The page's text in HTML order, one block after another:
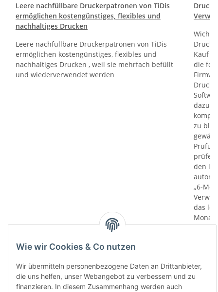
Leere nachfüllbare Druckerpatronen von TiDis
ermöglichen kostengünstiges, flexibles und
nachhaltiges Drucken
Leere nachfüllbare Druckerpatronen von TiDis
ermöglichen kostengünstiges, flexibles und
nachhaltiges Drucken , weil sie mehrfach befüllt
und wiederverwendet werden
Kauf
die
dazu
zu
prüfen
den
„6-
das
die
Wie wir Cookies & Co nutzen
Wir übermitteln personenbezogene Daten an Drittanbieter,
die uns helfen, unser Webangebot zu verbessern und zu
finanzieren. In diesem Zusammenhang werden auch